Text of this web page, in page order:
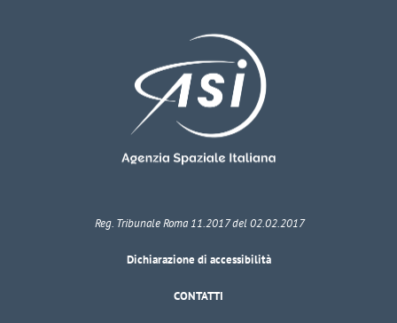
Reg. Tribunale Roma 11.2017 del 02.02.2017
Dichiarazione di accessibilità
CONTATTI